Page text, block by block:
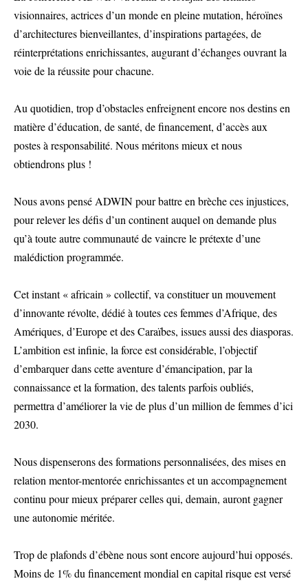
visionnaires, actrices d’un monde en pleine mutation, héroïnes
d’architectures bienveillantes, d’inspirations partagées, de
réinterprétations enrichissantes, augurant d’échanges ouvrant la
voie de la réussite pour chacune.
Au quotidien, trop d’obstacles enfreignent encore nos destins en
matière d’éducation, de santé, de financement, d’accès aux
postes à responsabilité. Nous méritons mieux et nous
obtiendrons plus !
Nous avons pensé ADWIN pour battre en brèche ces injustices,
pour relever les défis d’un continent auquel on demande plus
qu’à toute autre communauté de vaincre le prétexte d’une
malédiction programmée.
Cet instant « africain » collectif, va constituer un mouvement
d’innovante révolte, dédié à toutes ces femmes d’Afrique, des
Amériques, d’Europe et des Caraïbes, issues aussi des diasporas.
L’ambition est infinie, la force est considérable, l’objectif
d’embarquer dans cette aventure d’émancipation, par la
connaissance et la formation, des talents parfois oubliés,
permettra d’améliorer la vie de plus d’un million de femmes d’ici
2030.
Nous dispenserons des formations personnalisées, des mises en
relation mentor-mentorée enrichissantes et un accompagnement
continu pour mieux préparer celles qui, demain, auront gagner
une autonomie méritée.
Trop de plafonds d’ébène nous sont encore aujourd’hui opposés.
Moins de 1% du financement mondial en capital risque est versé